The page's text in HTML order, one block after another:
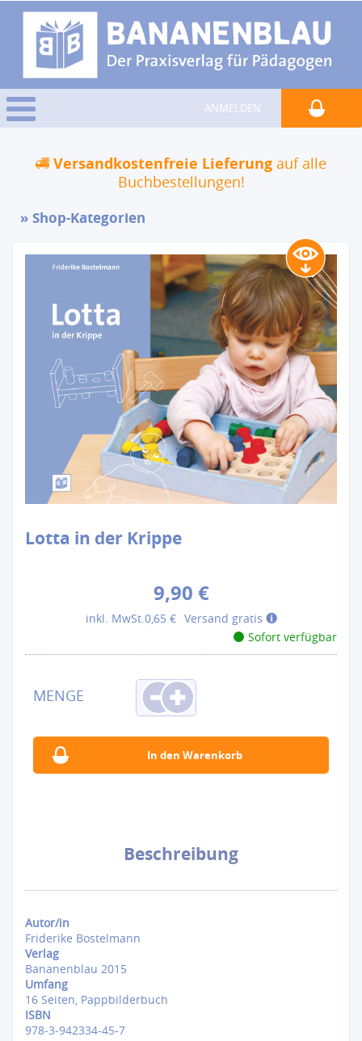
ANMELDEN
Versandkostenfreie Lieferung auf alle
Buchbestellungen!
Shop-Kategorien
Lotta in der Krippe
9,90 €
inkl. MwSt. 0,65 € Versand gratis
Sofort verfügbar
Beschreibung
Autor/in
Friderike Bostelmann
Verlag
Bananenblau 2015
Umfang
16 Seiten, Pappbilderbuch
ISBN
978-3-942334-45-7